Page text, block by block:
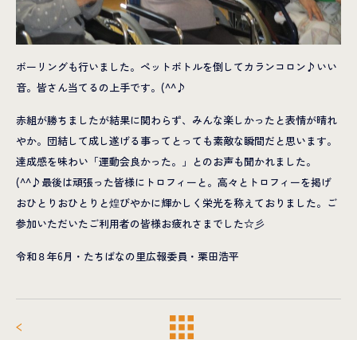
ボーリングも行いました。ペットボトルを倒してカランコロン♪いい
音。皆さん当てるの上手です。(^^♪
赤組が勝ちましたが結果に関わらず、みんな楽しかったと表情が晴れ
やか。団結して成し遂げる事ってとっても素敵な瞬間だと思います。
達成感を味わい「運動会良かった。」とのお声も聞かれました。
(^^♪最後は頑張った皆様にトロフィーと。高々とトロフィーを掲げ
おひとりおひとりと煌びやかに輝かしく栄光を称えておりました。ご
参加いただいたご利用者の皆様お疲れさまでした☆彡
令和８年6月・たちばなの里広報委員・栗田浩平